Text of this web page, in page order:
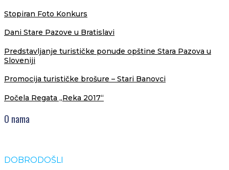
Stopiran Foto Konkurs
Dani Stare Pazove u Bratislavi
Predstavljanje turističke ponude opštine Stara Pazova u
Sloveniji
Promocija turističke brošure – Stari Banovci
Počela Regata „Reka 2017“
O nama
DOBRODOŠLI